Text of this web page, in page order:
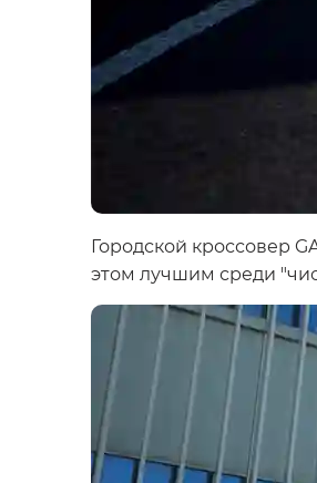
Городской кроссовер
этом лучшим среди